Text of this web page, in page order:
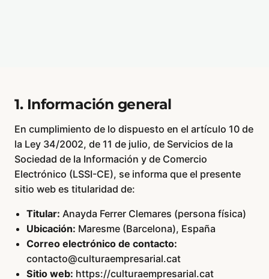
1. Información general
En cumplimiento de lo dispuesto en el artículo 10 de
la Ley 34/2002, de 11 de julio, de Servicios de la
Sociedad de la Información y de Comercio
Electrónico (LSSI-CE), se informa que el presente
sitio web es titularidad de:
Titular: Anayda Ferrer Clemares (persona física)
Ubicación: Maresme (Barcelona), España
Correo electrónico de contacto:
contacto@culturaempresarial.cat
Sitio web: https://culturaempresarial.cat